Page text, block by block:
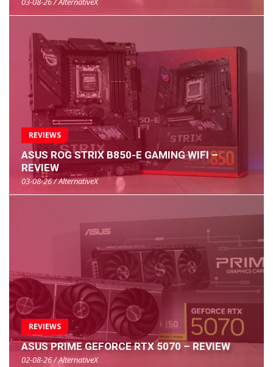
REVIEWS
ASUS ROG STRIX B850-E GAMING WIFI –
REVIEW
03-08-26 / AlternativeX
REVIEWS
ASUS PRIME GEFORCE RTX 5070 – REVIEW
02-08-26 / AlternativeX